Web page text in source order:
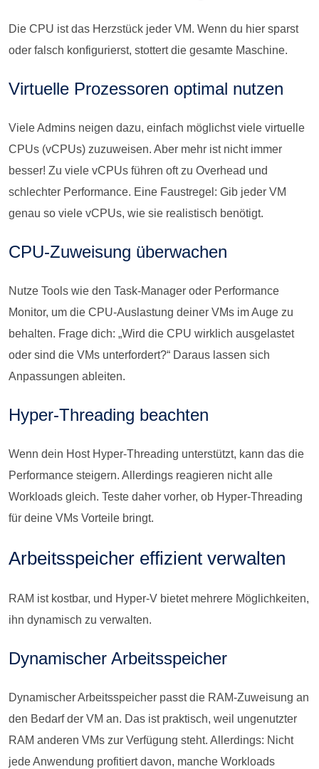
Die CPU ist das Herzstück jeder VM. Wenn du hier sparst
oder falsch konfigurierst, stottert die gesamte Maschine.
Virtuelle Prozessoren optimal nutzen
Viele Admins neigen dazu, einfach möglichst viele virtuelle
CPUs (vCPUs) zuzuweisen. Aber mehr ist nicht immer
besser! Zu viele vCPUs führen oft zu Overhead und
schlechter Performance. Eine Faustregel: Gib jeder VM
genau so viele vCPUs, wie sie realistisch benötigt.
CPU-Zuweisung überwachen
Nutze Tools wie den Task-Manager oder Performance
Monitor, um die CPU-Auslastung deiner VMs im Auge zu
behalten. Frage dich: „Wird die CPU wirklich ausgelastet
oder sind die VMs unterfordert?“ Daraus lassen sich
Anpassungen ableiten.
Hyper-Threading beachten
Wenn dein Host Hyper-Threading unterstützt, kann das die
Performance steigern. Allerdings reagieren nicht alle
Workloads gleich. Teste daher vorher, ob Hyper-Threading
für deine VMs Vorteile bringt.
Arbeitsspeicher effizient verwalten
RAM ist kostbar, und Hyper-V bietet mehrere Möglichkeiten,
ihn dynamisch zu verwalten.
Dynamischer Arbeitsspeicher
Dynamischer Arbeitsspeicher passt die RAM-Zuweisung an
den Bedarf der VM an. Das ist praktisch, weil ungenutzter
RAM anderen VMs zur Verfügung steht. Allerdings: Nicht
jede Anwendung profitiert davon, manche Workloads